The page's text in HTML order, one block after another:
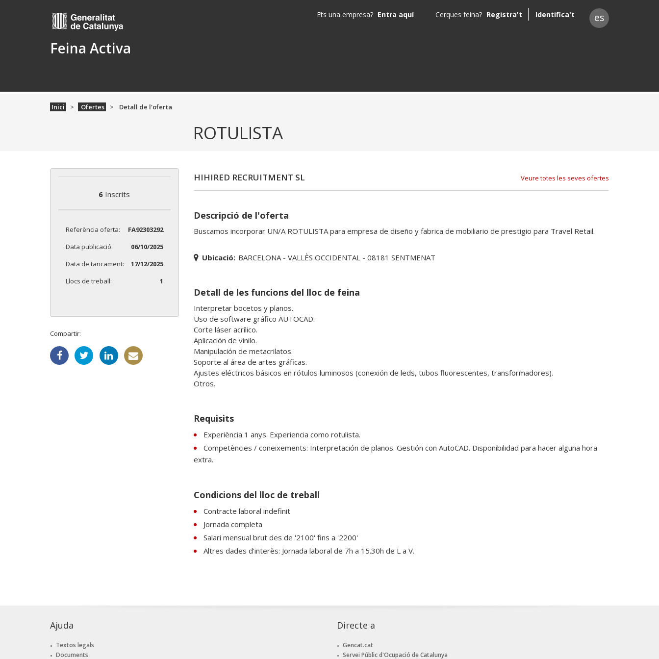
Feina Activa
Ets una empresa? Entra aquí Cerques feina? Registra't Identifica't es
Inici Ofertes Detall de l'oferta
ROTULISTA
6 Inscrits
Referència oferta:
FA92303292
Data publicació:
06/10/2025
Data de tancament:
17/12/2025
Llocs de treball:
1
Compartir:
HIHIRED RECRUITMENT SL Veure totes les seves ofertes
Descripció de l'oferta
Buscamos incorporar UN/A ROTULISTA para empresa de diseño y fabrica de mobiliario de prestigio para Travel Retail.
Ubicació: BARCELONA - VALLÈS OCCIDENTAL - 08181 SENTMENAT
Detall de les funcions del lloc de feina
Interpretar bocetos y planos.
Uso de software gráfico AUTOCAD.
Corte láser acrílico.
Aplicación de vinilo.
Manipulación de metacrilatos.
Soporte al área de artes gráficas.
Ajustes eléctricos básicos en rótulos luminosos (conexión de leds, tubos fluorescentes, transformadores).
Otros.
Requisits
Experiència 1 anys. Experiencia como rotulista.
Competències / coneixements: Interpretación de planos. Gestión con AutoCAD. Disponibilidad para hacer alguna hora
extra.
Condicions del lloc de treball
Contracte laboral indefinit
Jornada completa
Salari mensual brut des de '2100' fins a '2200'
Altres dades d'interès: Jornada laboral de 7h a 15.30h de L a V.
Ajuda
Textos legals
Documents
Directe a
Gencat.cat
Servei Públic d'Ocupació de Catalunya